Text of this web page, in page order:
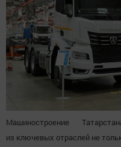
Машиностроение
из ключевых отраслей не